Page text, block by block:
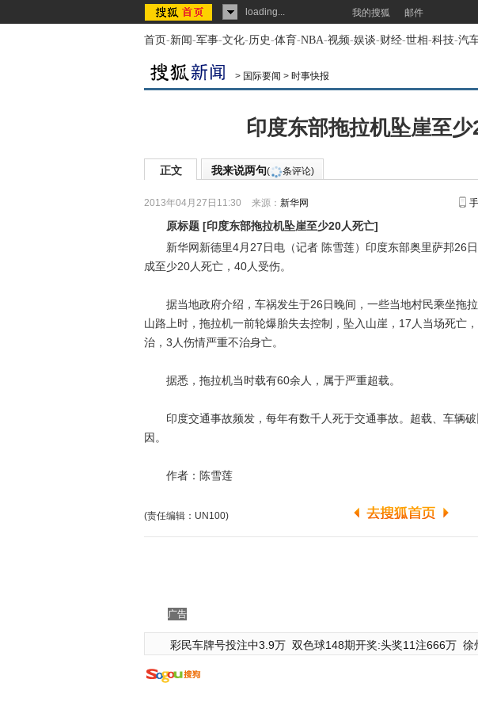
loading... 我的搜狐 邮件
首页-新闻-军事-文化-历史-体育-NBA-视频-娱谈-财经-世相-科技-汽
> 国际要闻 > 时事快报
印度东部拖拉机坠崖至
正文 我来说两句( 条评论)
2013年04月27日11:30 来源： 新华网
原标题 [印度东部拖拉机坠崖至少20人死亡]
新华网新德里4月27日电（记者 陈雪莲）印度东部奥里萨邦26日
成至少20人死亡，40人受伤。
据当地政府介绍，车祸发生于26日晚间，一些当地村民乘坐拖
山路上时，拖拉机一前轮爆胎失去控制，坠入山崖，17人当场死亡
治，3人伤情严重不治身亡。
据悉，拖拉机当时载有60余人，属于严重超载。
印度交通事故频发，每年有数千人死于交通事故。超载、车辆破
因。
作者：陈雪莲
(责任编辑：UN100)
广告
彩民车牌号投注中3.9万 双色球148期开奖:头奖11注666万 徐